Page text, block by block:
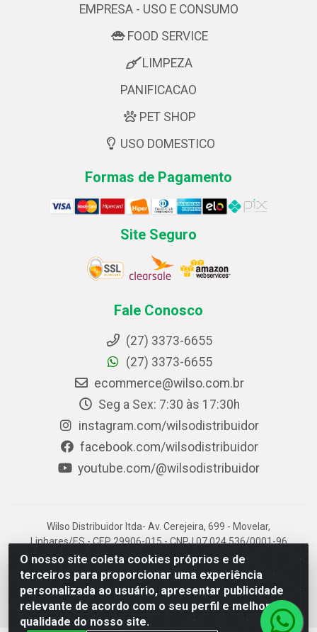
O nosso site coleta cookies próprios e de
terceiros para proporcionar uma experiência
personalizada ao usuário, apresentar publicidade
relevante de acordo com o seu perfil e melhorar a
qualidade do nosso site.
EMPRESA - USO E CONSUMO
FOOD SERVICE
LIMPEZA
PANIFICACAO
PET SHOP
USO DOMESTICO
Formas de Pagamento
Site Seguro
Fale Conosco
(27) 3373-6655
(27) 3373-6655
ecommerce@wilso.com.br
Seg a Sex: 7:30 às 17:30h
instagram.com/wilsodistribuidor
facebook.com/wilsodistribuidor
youtube.com/@wilsodistribuidor
Wilso Distribuidor ltda- Av. Cerejeira, 699 - Movelar,
Linhares/ES - CEP 29906-015 - CNPJ 07.024.536/0001-96